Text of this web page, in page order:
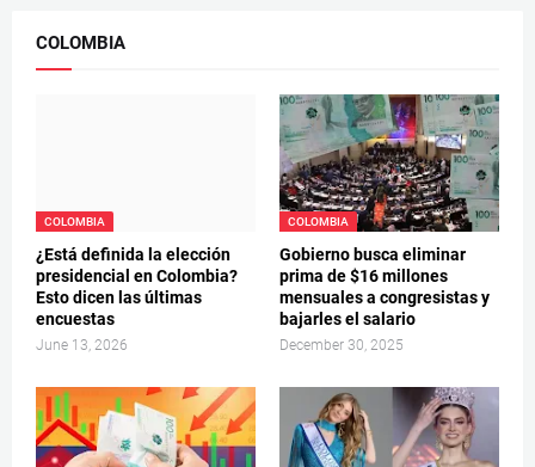
COLOMBIA
COLOMBIA
¿Está definida la elección
presidencial en Colombia?
Esto dicen las últimas
encuestas
June 13, 2026
COLOMBIA
Gobierno busca eliminar
prima de $16 millones
mensuales a congresistas y
bajarles el salario
December 30, 2025